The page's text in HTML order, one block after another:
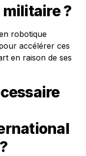
?
robotique
accélérer ces
en raison de ses